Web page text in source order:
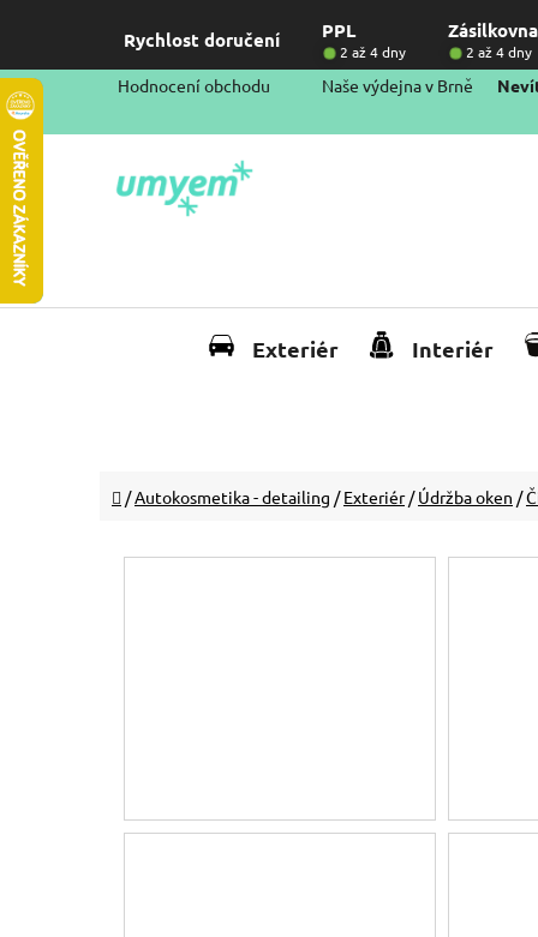
obsah
Rychlost doručení PPL Zásilkovna
2 až 4 dny 2 až 4 dny
Hodnocení obchodu Naše výdejna v Brně
Exteriér Interiér
Domů
/Autokosmetika - detailing / Exteriér / Údržba oken /